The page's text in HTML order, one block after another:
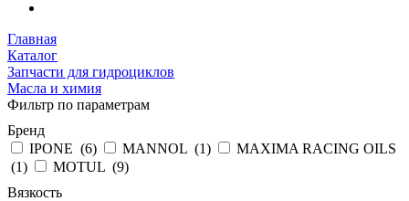
Главная
Каталог
Запчасти для гидроциклов
Масла и химия
Фильтр по параметрам
Бренд
IPONE (6) MANNOL (1)
MAXIMA RACING OILS
(1) MOTUL (9)
Вязкость